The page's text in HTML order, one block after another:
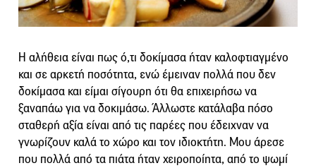
Η αλήθεια είναι πως ό,τι δοκίμασα ήταν καλοφτιαγμένο
και σε αρκετή ποσότητα, ενώ έμειναν πολλά που δεν
δοκίμασα και είμαι σίγουρη ότι θα επιχειρήσω να
ξαναπάω για να δοκιμάσω. Άλλωστε κατάλαβα πόσο
σταθερή αξία είναι από τις παρέες που έδειχναν να
γνωρίζουν καλά το χώρο και τον ιδιοκτήτη. Μου άρεσε
που πολλά από τα πιάτα ήταν χειροποίητα, από το ψωμί